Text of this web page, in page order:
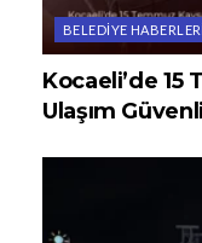
BELEDIYE HABERLERI
Kocaeli’de 15
Ulaşım